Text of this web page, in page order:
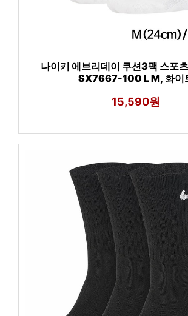
나이키 에브리데이 쿠션3팩 스포
SX7667-100 L M, 화이
15,590원